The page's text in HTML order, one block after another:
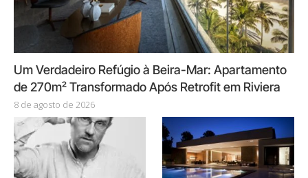
Um Verdadeiro Refúgio à Beira-Mar: Apartamento
de 270m² Transformado Após Retrofit em Riviera
8 de agosto de 2026